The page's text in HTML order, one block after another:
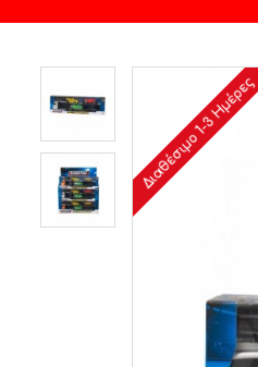
Διαθέσιμο 1-3 Ημέρες